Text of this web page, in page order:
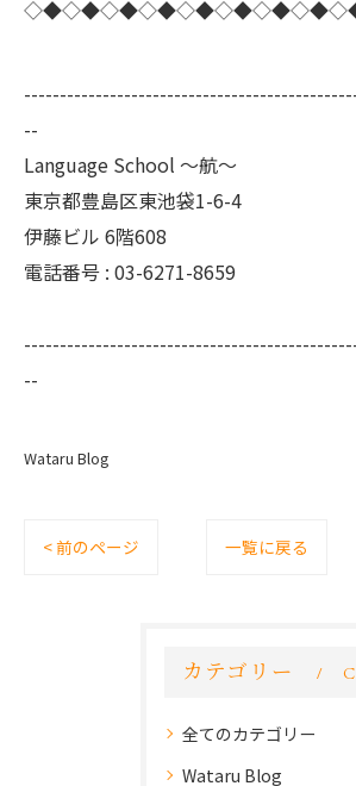
--
Language School ～航～
東京都豊島区東池袋1-6-4
伊藤ビル 6階608
電話番号 : 03-6271-8659
--
Wataru Blog
< 前のページ 一覧に戻る
カテゴリー
全てのカテゴリー
Wataru Blog